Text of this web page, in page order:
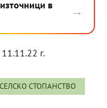
в
→
г.
СЕЛСКО СТОПАНСТВО